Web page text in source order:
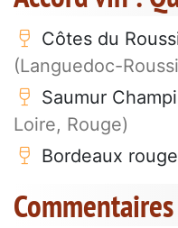
Côtes du
(Languedoc-
Saumur
Loire, Rouge)
Bordeaux rouge
Commentaires